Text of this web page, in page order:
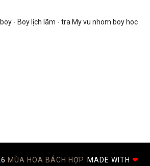
- Boy lịch lãm - tra My vu nhom boy hoc
MÙA HOA BÁCH HỢP. MADE WITH ❤